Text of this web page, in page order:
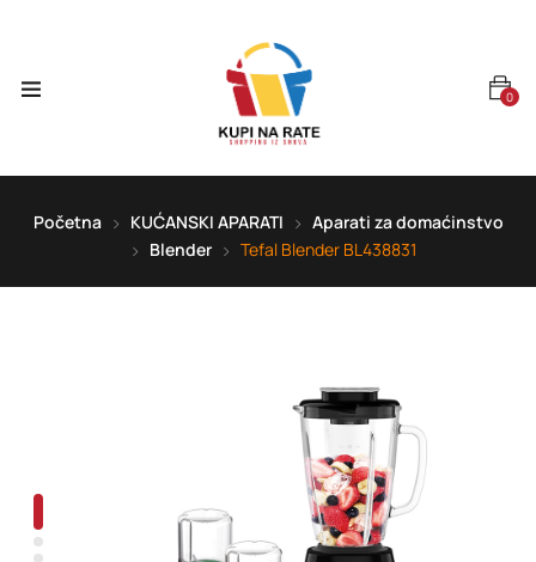
0
Početna KUĆANSKI APARATI
Aparati za domaćinstvo
Blender
Tefal Blender BL438831